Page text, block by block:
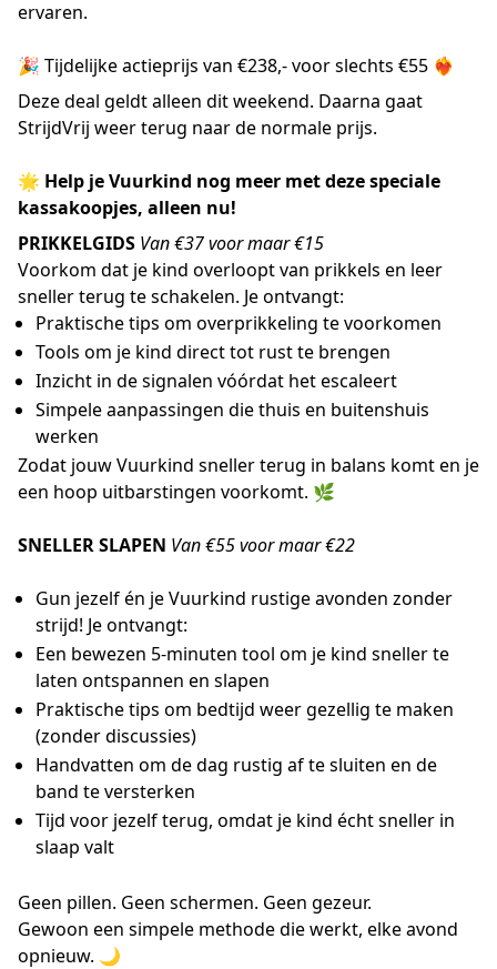
ervaren.
🎉 Tijdelijke actieprijs van €238,- voor slechts €55 ❤️‍🔥
Deze deal geldt alleen dit weekend. Daarna gaat
StrijdVrij weer terug naar de normale prijs.
🌟 Help je Vuurkind nog meer met deze speciale
kassakoopjes, alleen nu!
PRIKKELGIDS Van €37 voor maar €15
Voorkom dat je kind overloopt van prikkels en leer
sneller terug te schakelen. Je ontvangt:
Praktische tips om overprikkeling te voorkomen
Tools om je kind direct tot rust te brengen
Inzicht in de signalen vóórdat het escaleert
Simpele aanpassingen die thuis en buitenshuis
werken
Zodat jouw Vuurkind sneller terug in balans komt en je
een hoop uitbarstingen voorkomt. 🌿
SNELLER SLAPEN Van €55 voor maar €22
Gun jezelf én je Vuurkind rustige avonden zonder
strijd! Je ontvangt:
Een bewezen 5-minuten tool om je kind sneller te
laten ontspannen en slapen
Praktische tips om bedtijd weer gezellig te maken
(zonder discussies)
Handvatten om de dag rustig af te sluiten en de
band te versterken
Tijd voor jezelf terug, omdat je kind écht sneller in
slaap valt
Geen pillen. Geen schermen. Geen gezeur.
Gewoon een simpele methode die werkt, elke avond
opnieuw. 🌙